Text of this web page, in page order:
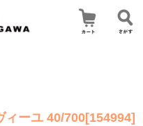
ィーユ 40/700[154994]